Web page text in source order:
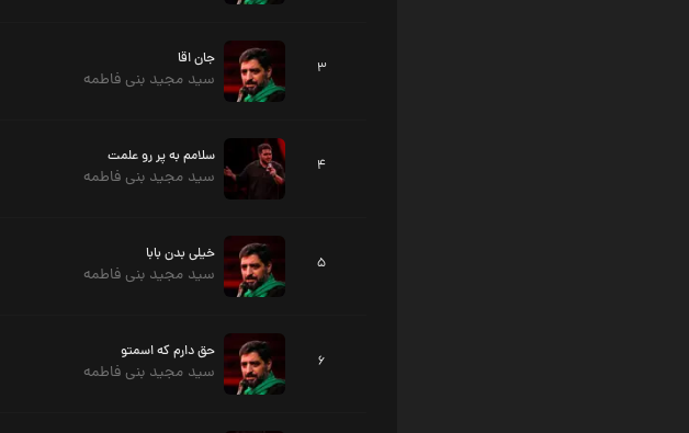
3 جان اقا
سید مجید بنی فاطمه
4 سلامم به پر رو علمت
سید مجید بنی فاطمه
5 خیلی بدن بابا
سید مجید بنی فاطمه
6 حق دارم که اسمتو
سید مجید بنی فاطمه